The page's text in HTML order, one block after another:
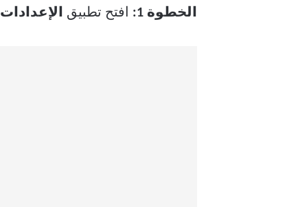
الخطوة 1: افتح تطبيق الإعدادات